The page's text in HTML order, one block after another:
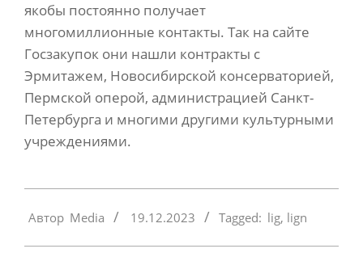
якобы постоянно получает
многомиллионные контакты. Так на сайте
Госзакупок они нашли контракты с
Эрмитажем, Новосибирской консерваторией,
Пермской оперой, администрацией Санкт-
Петербурга и многими другими культурными
учреждениями.
12-
Автор Media 19.12.2023 Tagged: lig, lign